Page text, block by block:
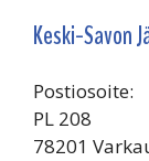
Keski-Savon
Postiosoite:
PL 208
78201